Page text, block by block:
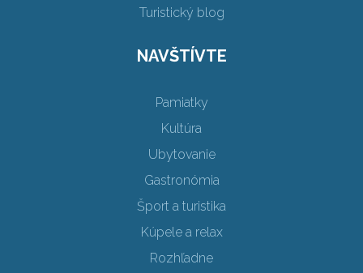
Turistický blog
NAVŠTÍVTE
Pamiatky
Kultúra
Ubytovanie
Gastronómia
Šport a turistika
Kúpele a relax
Rozhľadne